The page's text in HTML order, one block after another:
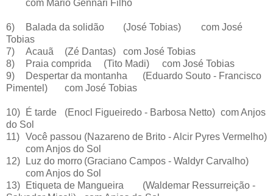
com Mario Gennari Filho
6) Balada da solidão (José Tobias)
com José
Tobias
7)
Acauã (Zé Dantas)
com José Tobias
8)
Praia comprida (Tito Madi)
com José Tobias
9)
Despertar da montanha
(Eduardo Souto - Francisco
Pimentel)
com José Tobias
10) É tarde (Enocl Figueiredo - Barbosa Netto) com Anjos
do Sol
11) Você passou (Nazareno de Brito - Alcir Pyres Vermelho)
com Anjos do Sol
12)
Luz do morro (Graciano Campos - Waldyr Carvalho)
com Anjos do Sol
13)
Etiqueta de Mangueira
(Waldemar Ressurreição -